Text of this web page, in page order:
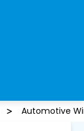
Automotive